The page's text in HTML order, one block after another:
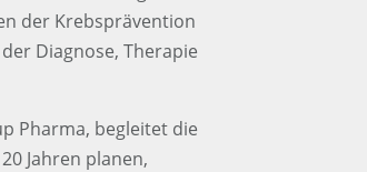
der Krebsprävention
Diagnose, Therapie
Pharma, begleitet die
Jahren planen,